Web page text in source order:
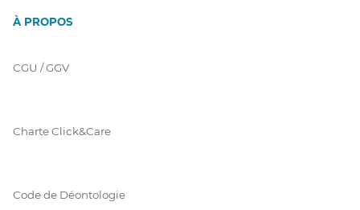
À PROPOS
CGU / GGV
Charte Click&Care
Code de Déontologie